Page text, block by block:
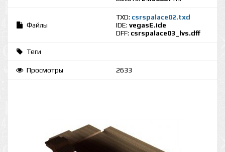
Файлы
TXD: csrspalace02.txd
IDE: vegasE.ide
DFF: csrspalace03_lvs.dff
Теги
Просмотры 2633